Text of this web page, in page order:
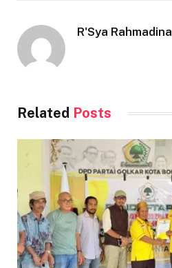
R'Sya Rahmadina
Related Posts